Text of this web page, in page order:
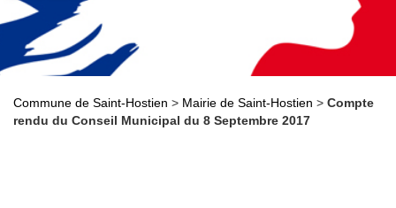
Commune de Saint-Hostien > Mairie de Saint-Hostien > Compte
rendu du Conseil Municipal du 8 Septembre 2017